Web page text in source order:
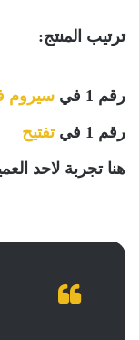
ترتيب المنتج:
رقم 1 في
سيروم
رقم 1 في
تفتيح
هنا تجربة لاحد